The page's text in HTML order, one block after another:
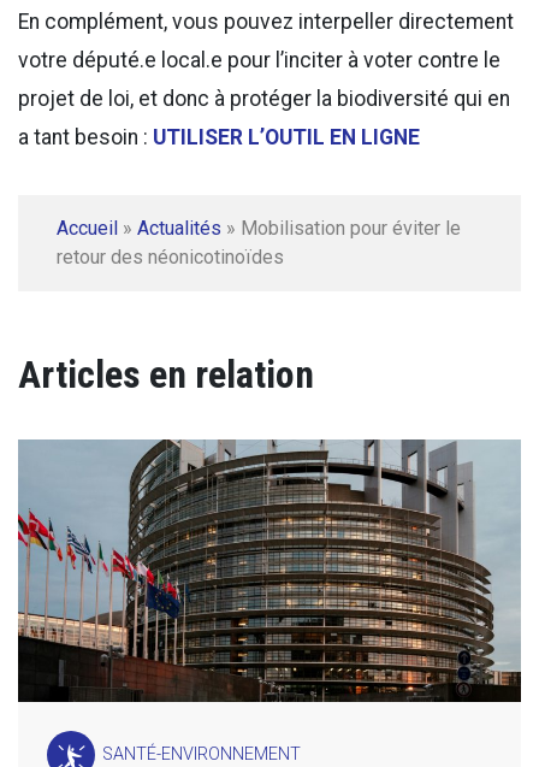
En complément, vous pouvez interpeller directement
votre député.e local.e pour l’inciter à voter contre le
projet de loi, et donc à protéger la biodiversité qui en
a tant besoin : UTILISER L’OUTIL EN LIGNE
Accueil » Actualités » Mobilisation pour éviter le
retour des néonicotinoïdes
Articles en relation
SANTÉ-ENVIRONNEMENT